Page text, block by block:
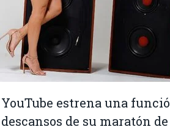
YouTube estrena una
descansos de su maratón